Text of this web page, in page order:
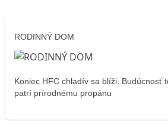
RODINNÝ DOM
Koniec HFC chladív sa blíži. Budúcnosť
patrí prírodnému propánu